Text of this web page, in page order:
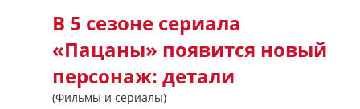
В 5 сезоне сериала
«Пацаны» появится новый
персонаж: детали
(Фильмы и сериалы)